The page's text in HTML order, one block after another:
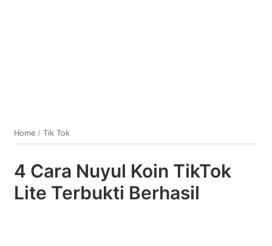
Home /Tik Tok
4 Cara Nuyul Koin TikTok
Lite Terbukti Berhasil